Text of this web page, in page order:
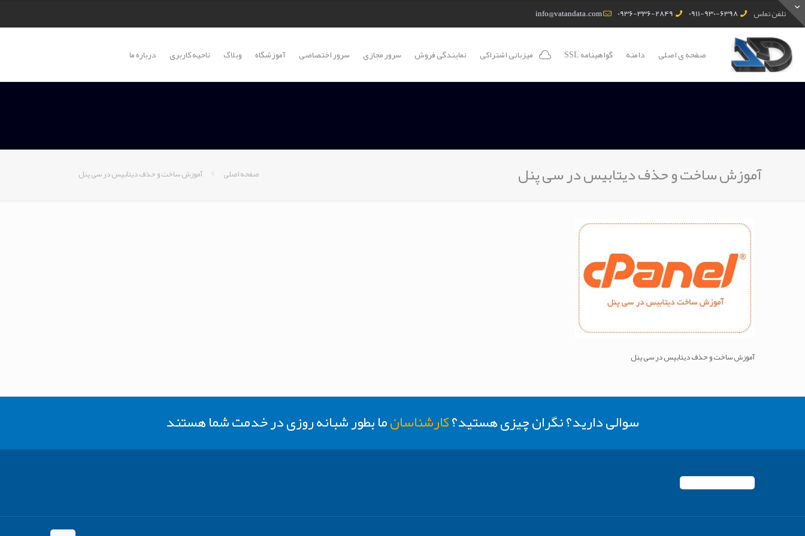
تلفن تماس 0911-930-6398
0936-336-2849
info@vatandata.com
صفحه ی اصلی دامنه گواهینامه SSL میزبانی اشتراکی نمایندگی فروش سرور مجازی سرور اختصاصی آموزشگاه وبلاگ ناحیه کاربری درباره ما
آموزش ساخت و حذف دیتابیس در سی پنل صفحه اصلی آموزش ساخت و حذف دیتابیس در سی پنل
آموزش ساخت و حذف دیتابیس در سی پنل
سوالی دارید؟ نگران چیزی هستید؟کارشناسانما بطور شبانه روزی در خدمت شما هستند